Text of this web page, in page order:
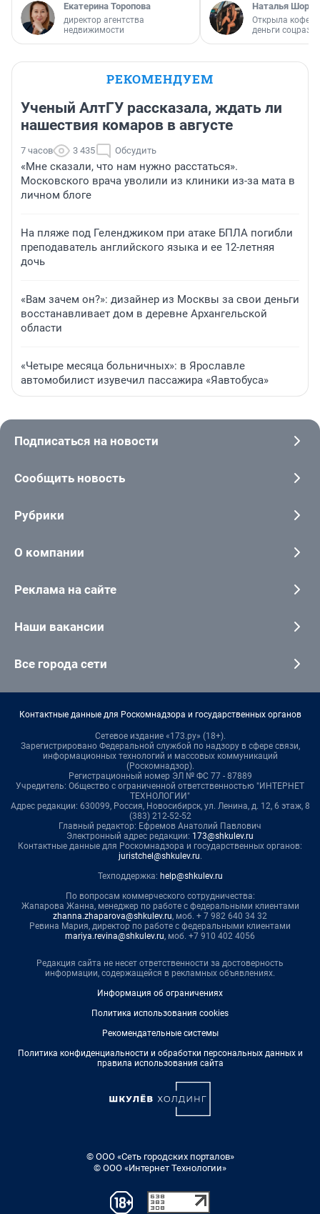
Екатерина Торопова
директор агентства
недвижимости
Наталья
Открыла
деньги
РЕКОМЕНДУЕМ
Ученый АлтГУ рассказала, ждать ли
нашествия комаров в августе
7 часов 3 435 Обсудить
«Мне сказали, что нам нужно расстаться».
Московского врача уволили из клиники из-за мата в
личном блоге
На пляже под Геленджиком при атаке БПЛА погибли
преподаватель английского языка и ее 12-летняя
дочь
«Вам зачем он?»: дизайнер из Москвы за свои деньги
восстанавливает дом в деревне Архангельской
области
«Четыре месяца больничных»: в Ярославле
автомобилист изувечил пассажира «Яавтобуса»
Подписаться на новости
Сообщить новость
Рубрики
О компании
Реклама на сайте
Наши вакансии
Все города сети
Контактные данные для Роскомнадзора и государственных органов
Сетевое издание «173.ру» (18+).
Зарегистрировано Федеральной службой по надзору в сфере связи,
информационных технологий и массовых коммуникаций
(Роскомнадзор).
Регистрационный номер ЭЛ № ФС 77 - 87889
Учредитель: Общество с ограниченной ответственностью "ИНТЕРНЕТ
ТЕХНОЛОГИИ"
Адрес редакции: 630099, Россия, Новосибирск, ул. Ленина, д. 12, 6 этаж, 8
(383) 212-52-52
Главный редактор: Ефремов Анатолий Павлович
Электронный адрес редакции: 173@shkulev.ru
Контактные данные для Роскомнадзора и государственных органов:
juristchel@shkulev.ru.
Техподдержка: help@shkulev.ru
По вопросам коммерческого сотрудничества:
Жапарова Жанна, менеджер по работе с федеральными клиентами
zhanna.zhaparova@shkulev.ru, моб. + 7 982 640 34 32
Ревина Мария, директор по работе с федеральными клиентами
mariya.revina@shkulev.ru, моб. +7 910 402 4056
Редакция сайта не несет ответственности за достоверность
информации, содержащейся в рекламных объявлениях.
Информация об ограничениях
Политика использования cookies
Рекомендательные системы
Политика конфиденциальности и обработки персональных данных и
правила использования сайта
© ООО «Сеть городских порталов»
© ООО «Интернет Технологии»